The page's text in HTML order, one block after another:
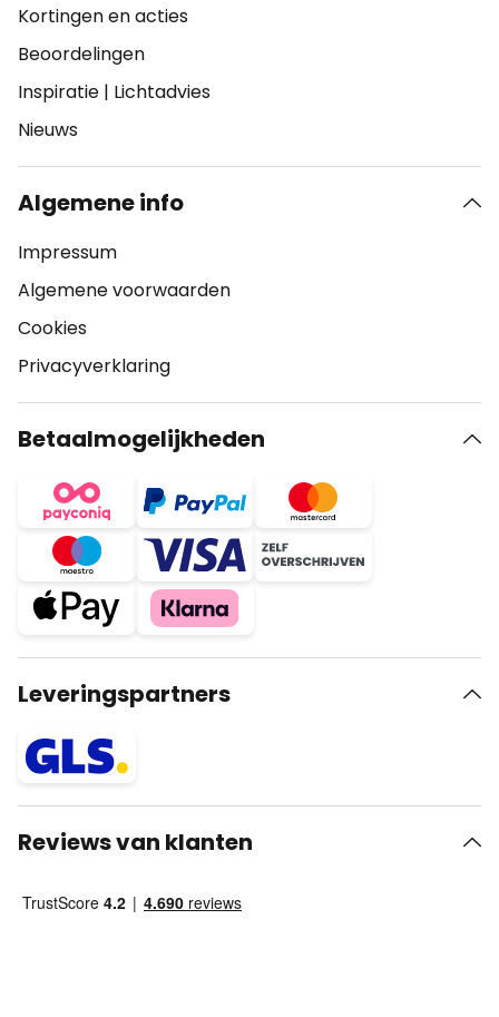
Kortingen en acties
Beoordelingen
Inspiratie | Lichtadvies
Nieuws
Algemene info
Impressum
Algemene voorwaarden
Cookies
Privacyverklaring
Betaalmogelijkheden
Leveringspartners
Reviews van klanten